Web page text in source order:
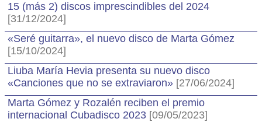
15 (más 2) discos imprescindibles del 2024
[31/12/2024]
«Seré guitarra», el nuevo disco de Marta Gómez
[15/10/2024]
Liuba María Hevia presenta su nuevo disco
«Canciones que no se extraviaron» [27/06/2024]
Marta Gómez y Rozalén reciben el premio
internacional Cubadisco 2023 [09/05/2023]